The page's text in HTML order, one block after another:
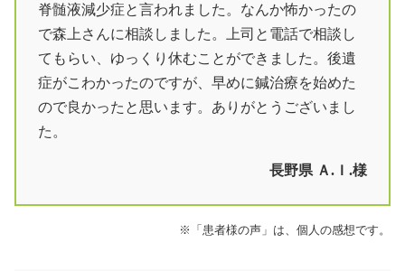
脊髄液減少症と言われました。なんか怖かったの
で森上さんに相談しました。上司と電話で相談し
てもらい、ゆっくり休むことができました。後遺
症がこわかったのですが、早めに鍼治療を始めた
ので良かったと思います。ありがとうございまし
た。
長野県 Ａ.Ｉ.様
※「患者様の声」は、個人の感想です。